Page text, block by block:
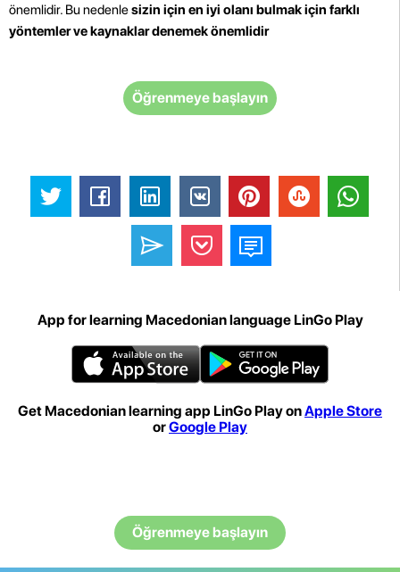
önemlidir. Bu nedenlesizin için en iyi olanı bulmak için farklı
yöntemler ve kaynaklar denemek önemlidir
Öğrenmeye başlayın
App for learning Macedonian language LinGo Play
Get Macedonian learning app LinGo Play onApple Store
orGoogle Play
Öğrenmeye başlayın